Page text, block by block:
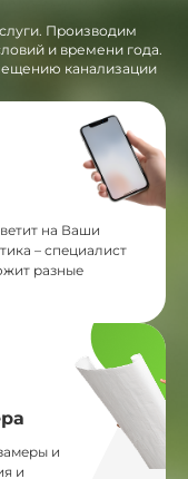
Производим
и времени года.
канализации
на Ваши
– специалист
разные
и
и